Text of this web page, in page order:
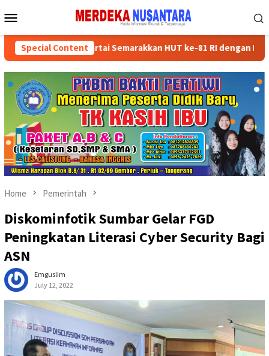
to
Menu
Special Content
Kader Partai Semarakkan HUT ke-81 RI dengan Kegiatan
Home Pemerintah
Diskominfotik Sumbar Gelar FGD
Peningkatan Literasi Cyber Security Bagi
ASN
Emguslim
July 12, 2022